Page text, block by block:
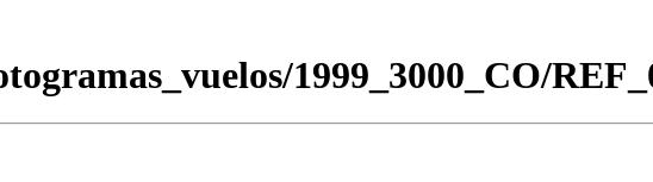
1999_3000_CO/